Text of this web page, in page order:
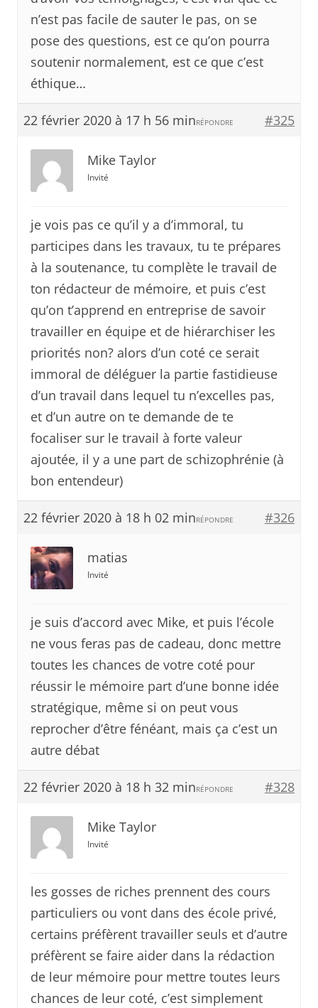
n’est pas facile de sauter le pas, on se
pose des questions, est ce qu’on pourra
soutenir normalement, est ce que c’est
éthique…
22 février 2020 à 17 h 56 min #325
RÉPONDRE
Mike Taylor
Invité
je vois pas ce qu’il y a d’immoral, tu
participes dans les travaux, tu te prépares
à la soutenance, tu complète le travail de
ton rédacteur de mémoire, et puis c’est
qu’on t’apprend en entreprise de savoir
travailler en équipe et de hiérarchiser les
priorités non? alors d’un coté ce serait
immoral de déléguer la partie fastidieuse
d’un travail dans lequel tu n’excelles pas,
et d’un autre on te demande de te
focaliser sur le travail à forte valeur
ajoutée, il y a une part de schizophrénie (à
bon entendeur)
22 février 2020 à 18 h 02 min #326
RÉPONDRE
matias
Invité
je suis d’accord avec Mike, et puis l’école
ne vous feras pas de cadeau, donc mettre
toutes les chances de votre coté pour
réussir le mémoire part d’une bonne idée
stratégique, même si on peut vous
reprocher d’être fénéant, mais ça c’est un
autre débat
22 février 2020 à 18 h 32 min #328
RÉPONDRE
Mike Taylor
Invité
les gosses de riches prennent des cours
particuliers ou vont dans des école privé,
certains préfèrent travailler seuls et d’autre
préfèrent se faire aider dans la rédaction
de leur mémoire pour mettre toutes leurs
chances de leur coté, c’est simplement